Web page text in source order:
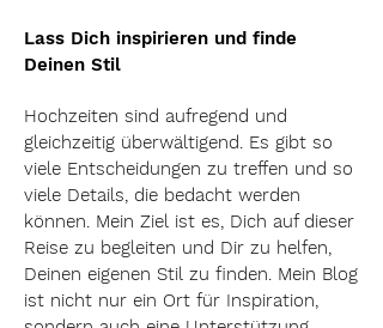
Lass Dich inspirieren und finde
Deinen Stil
Hochzeiten sind aufregend und
gleichzeitig überwältigend. Es gibt so
viele Entscheidungen zu treffen und so
viele Details, die bedacht werden
können. Mein Ziel ist es, Dich auf dieser
Reise zu begleiten und Dir zu helfen,
Deinen eigenen Stil zu finden. Mein Blog
ist nicht nur ein Ort für Inspiration,